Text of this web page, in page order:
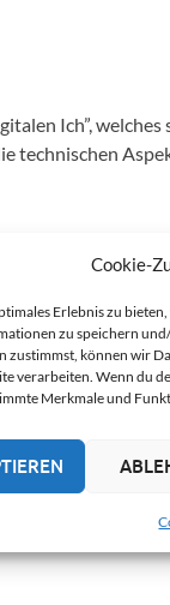
Cookie-
Erlebnis zu
zu speichern
zustimmst, können wir
verarbeiten. Wenn du
Merkmale und
Ich”,
technischen
Vertrauen,
des zerbrochenen
das wirklich
ist, der uns noch
Das greift